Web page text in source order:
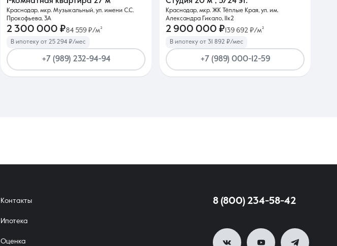
Краснодар, мкр. Музыкальный, ул. имени С.С.
Прокофьева, 3А
2 300 000 ₽84 559 ₽/м²
В ипотеку от 25 294 ₽/мес
+7 (989) 232-94-94
Краснодар, мкр. ЖК Тёплые Края, ул. им.
Александра Гикало, 11к2
2 900 000 ₽ 139 692 ₽/м²
В ипотеку от 31 892 ₽/мес
+7 (989) 000-12-59
Контакты
Ипотека
Оценка
8 (800) 234-58-42